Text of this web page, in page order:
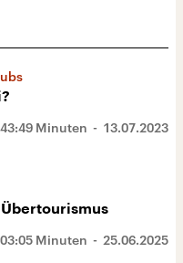
13.07.2023
43:49 Minuten
Übertourismus
25.06.2025
03:05 Minuten